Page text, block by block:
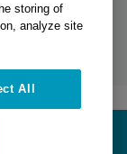
利用規約に同
©
storing of
analyze site
All